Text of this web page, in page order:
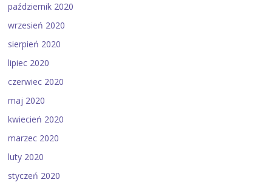
październik 2020
wrzesień 2020
sierpień 2020
lipiec 2020
czerwiec 2020
maj 2020
kwiecień 2020
marzec 2020
luty 2020
styczeń 2020